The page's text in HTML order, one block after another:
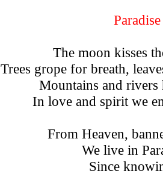
The moon kisses
Trees grope for breath,
Mountains and
In love and spirit we
From Heaven,
We live in
Since